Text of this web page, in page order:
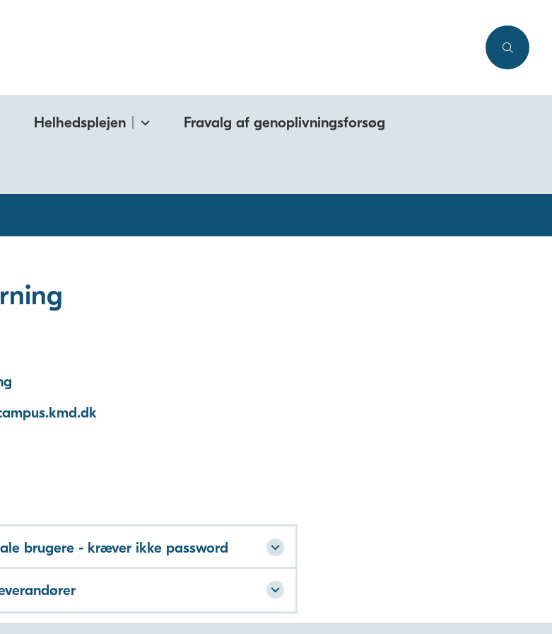
Helhedsplejen Fravalg af genoplivningsforsøg
brugere - kræver ikke password